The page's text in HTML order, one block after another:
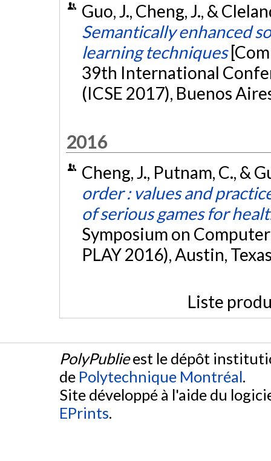
Guo, J., Cheng, J., &
Semantically enhanced
learning techniques
39th International
(ICSE 2017), Buenos
2016
Cheng, J., Putnam, C., &
order : values and
of serious games for
Symposium on
PLAY 2016), Austin,
Liste
PolyPublieest le dépôt
de Polytechnique Montréal.
Site développé à l'aide du
EPrints.